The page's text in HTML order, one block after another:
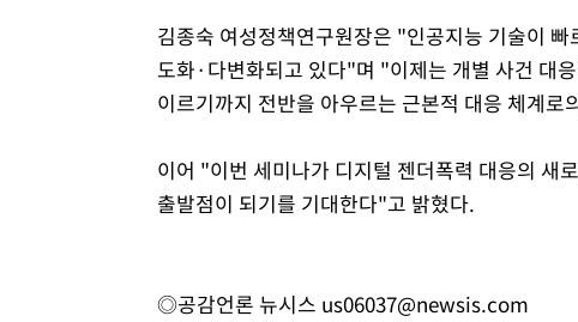
김종숙 여성정책연구원장은 "인공지능 기술이
도화·다변화되고 있다"며 "이제는 개별 사건 대
이르기까지 전반을 아우르는 근본적 대응 체계
이어 "이번 세미나가 디지털 젠더폭력 대응의 새
출발점이 되기를 기대한다"고 밝혔다.
◎공감언론 뉴시스 us06037@newsis.com